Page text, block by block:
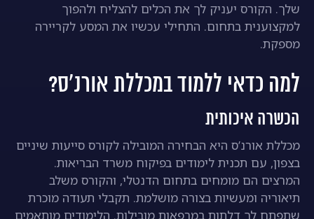
שלך. הקורס יעניק לך את הכלים להצליח ולהפוך
למקצוענית בתחום. התחילי עכשיו את המסע לקריירה
מספקת.
למה כדאי ללמוד במכללת אורנ’ס?
הכשרה איכותית
מכללת אורנ’ס היא הבחירה המובילה לקורס סייעות שיניים
בצפון, עם תכנית לימודים בפיקוח משרד הבריאות.
המרצים הם מומחים בתחום הדנטלי, והקורס משלב
תיאוריה ומעשיות בצורה מושלמת. תקבלי תעודה מוכרת
שתפתח לך דלתות במרפאות מובילות. הלימודים מותאמים